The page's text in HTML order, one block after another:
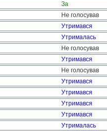
За
Не голосував
Утримався
Утрималась
Не голосував
Утримався
Не голосував
Утримався
Утримався
Утримався
Утримався
Утрималась